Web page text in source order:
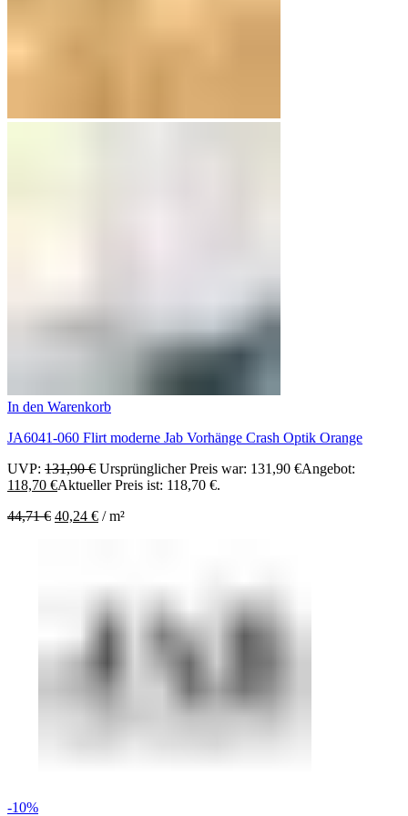
In den Warenkorb
JA6041-060 Flirt moderne Jab Vorhänge Crash Optik Orange
UVP: 131,90€ Ursprünglicher Preis war: 131,90 €Angebot:
118,70 €Aktueller Preis ist: 118,70 €.
44,71€ 40,24 € /m²
-10%